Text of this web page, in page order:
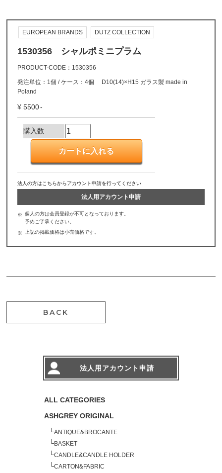
EUROPEAN BRANDS DUTZ COLLECTION
1530356 シャルポミニプラム
PRODUCT-CODE 1530356
発注単位：1個 / ケース：4個 D10(14)×H15 ガラス製 made in
Poland
5500
購入数
法人の方はこちらからアカウント申請を行ってください
法人用アカウント申請
個人の方は会員登録が不可となっております。
予めご了承ください。
上記の掲載価格は小売価格です。
BACK
法人用アカウント申請
ALL CATEGORIES
ASHGREY ORIGINAL
└ANTIQUE&BROCANTE
└BASKET
└CANDLE&CANDLE HOLDER
└CARTON&FABRIC